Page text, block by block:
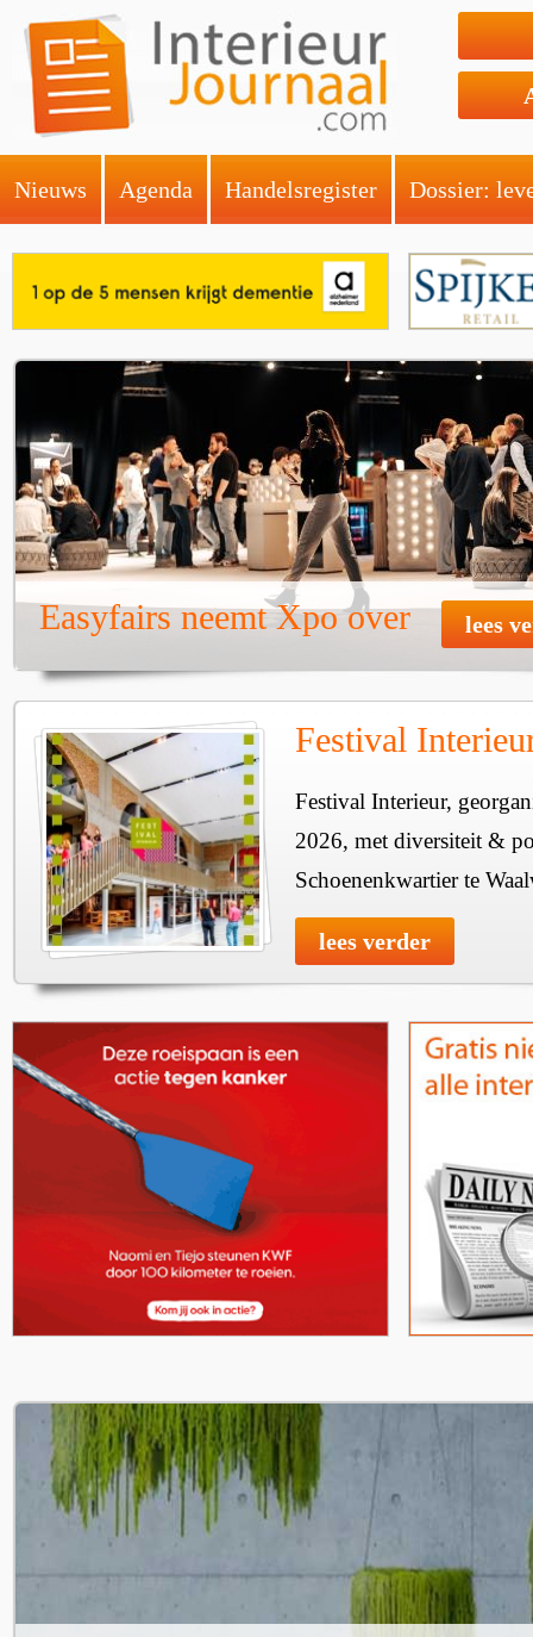
Nieuws Agenda Handelsregister Dossier:
Easyfairs neemt Xpo over lees
Festival
Festival Interieur,
2026, met diversiteit &
Schoenenkwartier te
lees verder